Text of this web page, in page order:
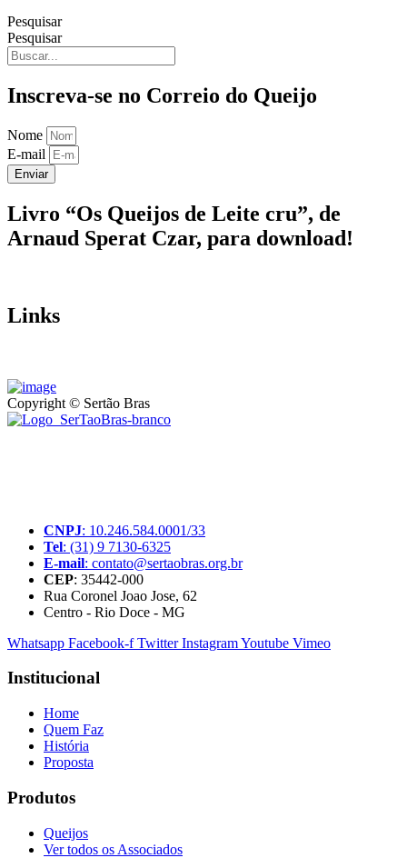
Pesquisar
Pesquisar
Inscreva-se no Correio do Queijo
Nome
E-mail
Enviar
Livro “Os Queijos de Leite cru”, de
Arnaud Sperat Czar, para download!
Links
Copyright © Sertão Bras
CNPJ: 10.246.584.0001/33
Tel: (31) 9 7130-6325
E-mail: contato@sertaobras.org.br
CEP: 35442-000
Rua Coronel Joao Jose, 62
Centro - Rio Doce - MG
Whatsapp Facebook-f Twitter InstagramYoutube Vimeo
Institucional
Home
Quem Faz
História
Proposta
Produtos
Queijos
Ver todos os Associados